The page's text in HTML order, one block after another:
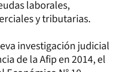
laborales,
y tributarias.
investigación judicial
de la Afip en 2014, el